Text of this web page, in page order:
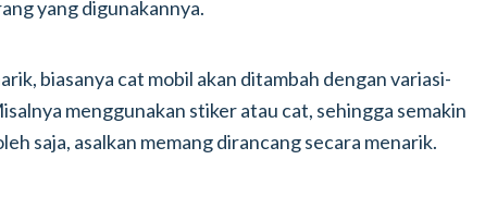
yang digunakannya.
biasanya cat mobil akan ditambah dengan variasi-
menggunakan stiker atau cat, sehingga semakin
saja, asalkan memang dirancang secara menarik.